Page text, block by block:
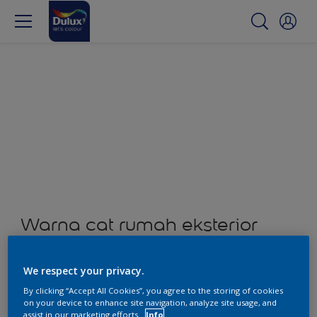
Warna cat rumah eksterior
Produk ditemukan
We respect your privacy.
By clicking “Accept All Cookies”, you agree to the storing of cookies
on your device to enhance site navigation, analyze site usage, and
assist in our marketing efforts.
Info